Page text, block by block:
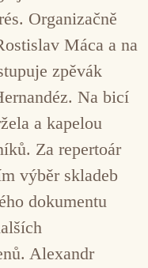
Organizačně
Máca a na
zpěvák
Na bicí
a kapelou
Za repertoár
výběr skladeb
dokumentu
Alexandr